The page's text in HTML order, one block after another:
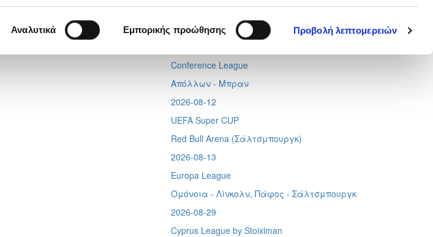
Αναλυτικά Εμπορικής προώθησης Προβολή λεπτομερειών
Europa League
Λίνκολν - Ομόνοια,
Σάλτσμπουργκ – Πάφος
Conference League
Απόλλων - Μπραν
2026-08-12
UEFA Super CUP
Red Bull Arena (Σάλτσμπουργκ)
2026-08-13
Europa League
Ομόνοια - Λίνκολν, Πάφος - Σάλτσμπουργκ
2026-08-29
Cyprus League by Stoiximan